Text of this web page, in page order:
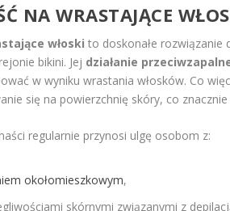
NA WRASTAJĄCE
włoski to doskonałe rozwiązanie
bikini. Jej działanie
w wyniku wrastania włosków. Co
się na powierzchnię skóry, co
regularnie przynosi ulgę osobom z:
okołomieszkowym,
skórnymi związanymi z